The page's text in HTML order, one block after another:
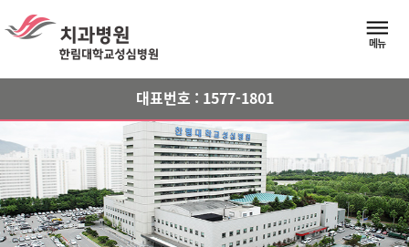
메뉴버
메뉴
대표번호 : 1577-1801